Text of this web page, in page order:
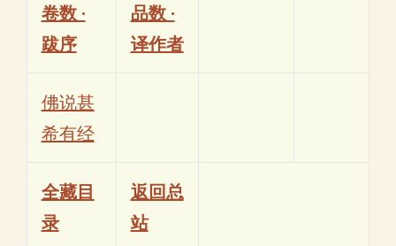
卷数 ·
跋序
品数 ·
译作者
佛说甚
希有经
全藏目
录
返回总
站